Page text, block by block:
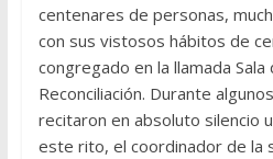
centenares de personas,
con sus vistosos hábitos de
congregado en la llamada Sala
Reconciliación. Durante
recitaron en absoluto silencio
este rito, el coordinador de la